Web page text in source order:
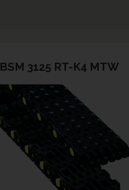
BSM 3125 RT-K4 MTW